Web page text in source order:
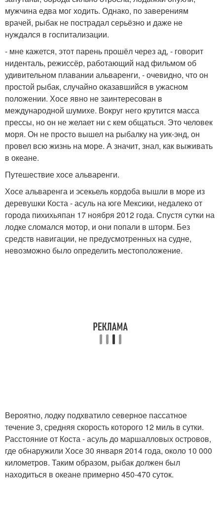
мужчина едва мог ходить. Однако, по заверениям
врачей, рыбак не пострадал серьёзно и даже не
нуждался в госпитализации.
- мне кажется, этот парень прошёл через ад, - говорит
ниденталь, режиссёр, работающий над фильмом об
удивительном плавании альваренги, - очевидно, что он
простой рыбак, случайно оказавшийся в ужасном
положении. Хосе явно не заинтересован в
международной шумихе. Вокруг него крутится масса
прессы, но он не желает ни с кем общаться. Это человек
моря. Он не просто вышел на рыбалку на уик-энд, он
провел всю жизнь на море. А значит, знал, как выживать
в океане.
Путешествие хосе альваренги.
Хосе альваренга и эсекьель кордоба вышли в море из
деревушки Коста - асуль на юге Мексики, недалеко от
города пихихьяпан 17 ноября 2012 года. Спустя сутки на
лодке сломался мотор, и они попали в шторм. Без
средств навигации, не предусмотренных на судне,
невозможно было определить местоположение.
Вероятно, лодку подхватило северное пассатное
течение 3, средняя скорость которого 12 миль в сутки.
Расстояние от Коста - асуль до маршалловых островов,
где обнаружили Хосе 30 января 2014 года, около 10 000
километров. Таким образом, рыбак должен был
находиться в океане примерно 450-470 суток.